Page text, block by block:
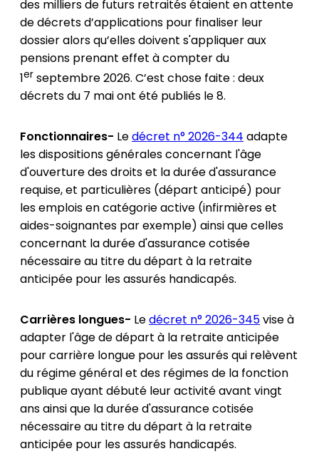
des milliers de futurs retraités étaient en attente
de décrets d’applications pour finaliser leur
dossier alors qu’elles doivent s'appliquer aux
pensions prenant effet à compter du
1er septembre 2026. C’est chose faite : deux
décrets du 7 mai ont été publiés le 8.
Fonctionnaires- Ledécret n° 2026-344 adapte
les dispositions générales concernant l'âge
d'ouverture des droits et la durée d'assurance
requise, et particulières (départ anticipé) pour
les emplois en catégorie active (infirmières et
aides-soignantes par exemple) ainsi que celles
concernant la durée d'assurance cotisée
nécessaire au titre du départ à la retraite
anticipée pour les assurés handicapés.
Carrières longues- Ledécret n° 2026-345vise à
adapter l'âge de départ à la retraite anticipée
pour carrière longue pour les assurés qui relèvent
du régime général et des régimes de la fonction
publique ayant débuté leur activité avant vingt
ans ainsi que la durée d'assurance cotisée
nécessaire au titre du départ à la retraite
anticipée pour les assurés handicapés.